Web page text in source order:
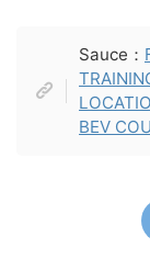
Sauce：
BEV